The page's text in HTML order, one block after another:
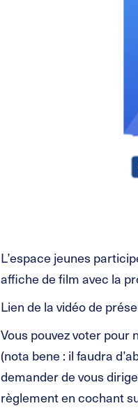
L’espace jeunes
affiche de film avec la
Lien de la vidéo de
Vous pouvez voter pour
(nota bene : il faudra
demander de vous
règlement en cochant